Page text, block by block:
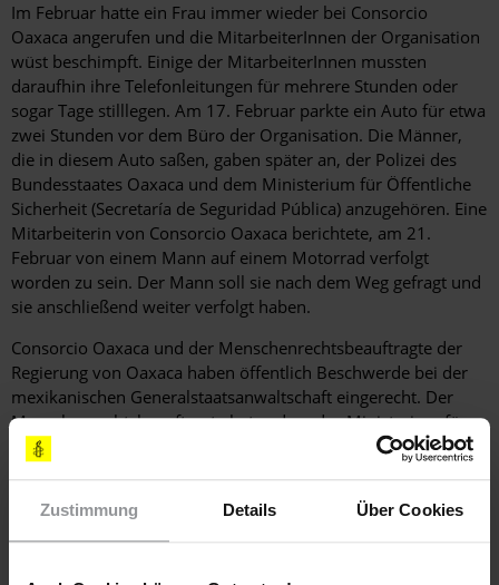
Zustimmung Details Über Cookies
Im Februar hatte ein Frau immer wieder bei Consorcio
Oaxaca angerufen und die MitarbeiterInnen der Organisation
wüst beschimpft. Einige der MitarbeiterInnen mussten
daraufhin ihre Telefonleitungen für mehrere Stunden oder
sogar Tage stilllegen. Am 17. Februar parkte ein Auto für etwa
zwei Stunden vor dem Büro der Organisation. Die Männer,
die in diesem Auto saßen, gaben später an, der Polizei des
Bundesstaates Oaxaca und dem Ministerium für Öffentliche
Sicherheit (Secretaría de Seguridad Pública) anzugehören. Eine
Mitarbeiterin von Consorcio Oaxaca berichtete, am 21.
Februar von einem Mann auf einem Motorrad verfolgt
worden zu sein. Der Mann soll sie nach dem Weg gefragt und
sie anschließend weiter verfolgt haben.
Consorcio Oaxaca und der Menschenrechtsbeauftragte der
Regierung von Oaxaca haben öffentlich Beschwerde bei der
mexikanischen Generalstaatsanwaltschaft eingerecht. Der
Menschenrechtsbeauftragte bat zudem das Ministerium für
Öffentliche Sicherheit darum, für die Sicherheit der
Ministerium hat bisher jedoch noch keine Schutzmaßnahmen
ergriffen.